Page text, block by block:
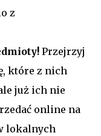
z
Przejrzyj
które z nich
już ich nie
online na
lokalnych